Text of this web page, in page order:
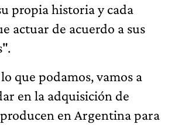
propia historia y cada
actuar de acuerdo a sus
que podamos, vamos a
en la adquisición de
en Argentina para